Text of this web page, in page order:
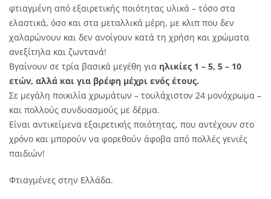
φτιαγμένη από εξαιρετικής ποιότητας υλικά – τόσο στα
ελαστικά, όσο και στα μεταλλικά μέρη, με κλιπ που δεν
χαλαρώνουν και δεν ανοίγουν κατά τη χρήση και χρώματα
ανεξίτηλα και ζωντανά!
Βγαίνουν σε τρία βασικά μεγέθη για ηλικίες 1 – 5, 5 – 10
ετών, αλλά και για βρέφη μέχρι ενός έτους.
Σε μεγάλη ποικιλία χρωμάτων – τουλάχιστον 24 μονόχρωμα –
και πολλούς συνδυασμούς με δέρμα.
Είναι αντικείμενα εξαιρετικής ποιότητας, που αντέχουν στο
χρόνο και μπορούν να φορεθούν άφοβα από πολλές γενιές
παιδιών!
Φτιαγμένες στην Ελλάδα.